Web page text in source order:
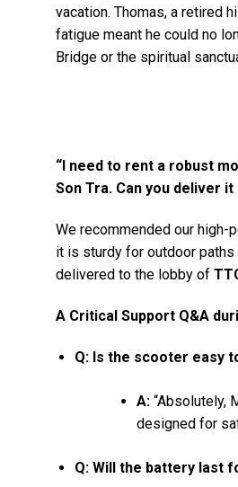
vacation. Thomas, a retired
fatigue meant he could no
Bridge or the spiritual
“I need to rent a robust
Son Tra. Can you deliver
We recommended our high-
it is sturdy for outdoor
delivered to the lobby of
A Critical Support Q&A
Q: Is the scooter easy
A:“Absolutely,
designed for
Q: Will the battery last